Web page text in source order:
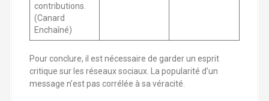
contributions.
(Canard
Enchaîné)
Pour conclure, il est nécessaire de garder un esprit
critique sur les réseaux sociaux. La popularité d’un
message n’est pas corrélée à sa véracité.